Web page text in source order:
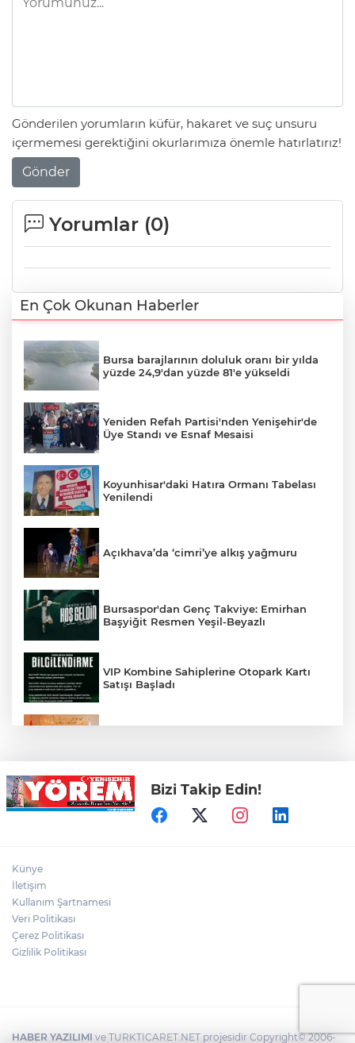
Gönderilen yorumların küfür, hakaret ve suç unsuru
içermemesi gerektiğini okurlarımıza önemle hatırlatırız!
Gönder
Yorumlar (0)
En Çok Okunan Haberler
Bursa barajlarının doluluk oranı bir yılda
yüzde 24,9'dan yüzde 81'e yükseldi
Yeniden Refah Partisi'nden Yenişehir'de
Üye Standı ve Esnaf Mesaisi
Koyunhisar'daki Hatıra Ormanı Tabelası
Yenilendi
Açıkhava’da ‘cimri’ye alkış yağmuru
Bursaspor'dan Genç Takviye: Emirhan
Başyiğit Resmen Yeşil-Beyazlı
VIP Kombine Sahiplerine Otopark Kartı
Satışı Başladı
Özel, ‘Sporun ve sporcunun yanındayız’
Bizi Takip Edin!
Künye
İletişim
Kullanım Şartnamesi
Veri Politikası
Çerez Politikası
Gizlilik Politikası
HABER YAZILIMI ve TURKTICARET.NET projesidir Copyright© 2006-